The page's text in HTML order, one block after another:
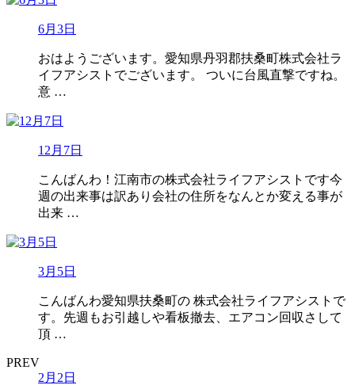
6月3日
おはようございます。愛知県丹羽郡扶桑町株式会社ラ
イフアシストでございます。 ついに台風直撃ですね。
意 …
12月7日
こんばんわ！江南市の株式会社ライフアシストです今
週の出来事は訳あり会社の住所をなんとか変える事が
出来 …
3月5日
こんばんわ愛知県扶桑町の 株式会社ライフアシストで
す。先週もお引越しや看板撤去、エアコン回収さして
頂 …
PREV
2月2日